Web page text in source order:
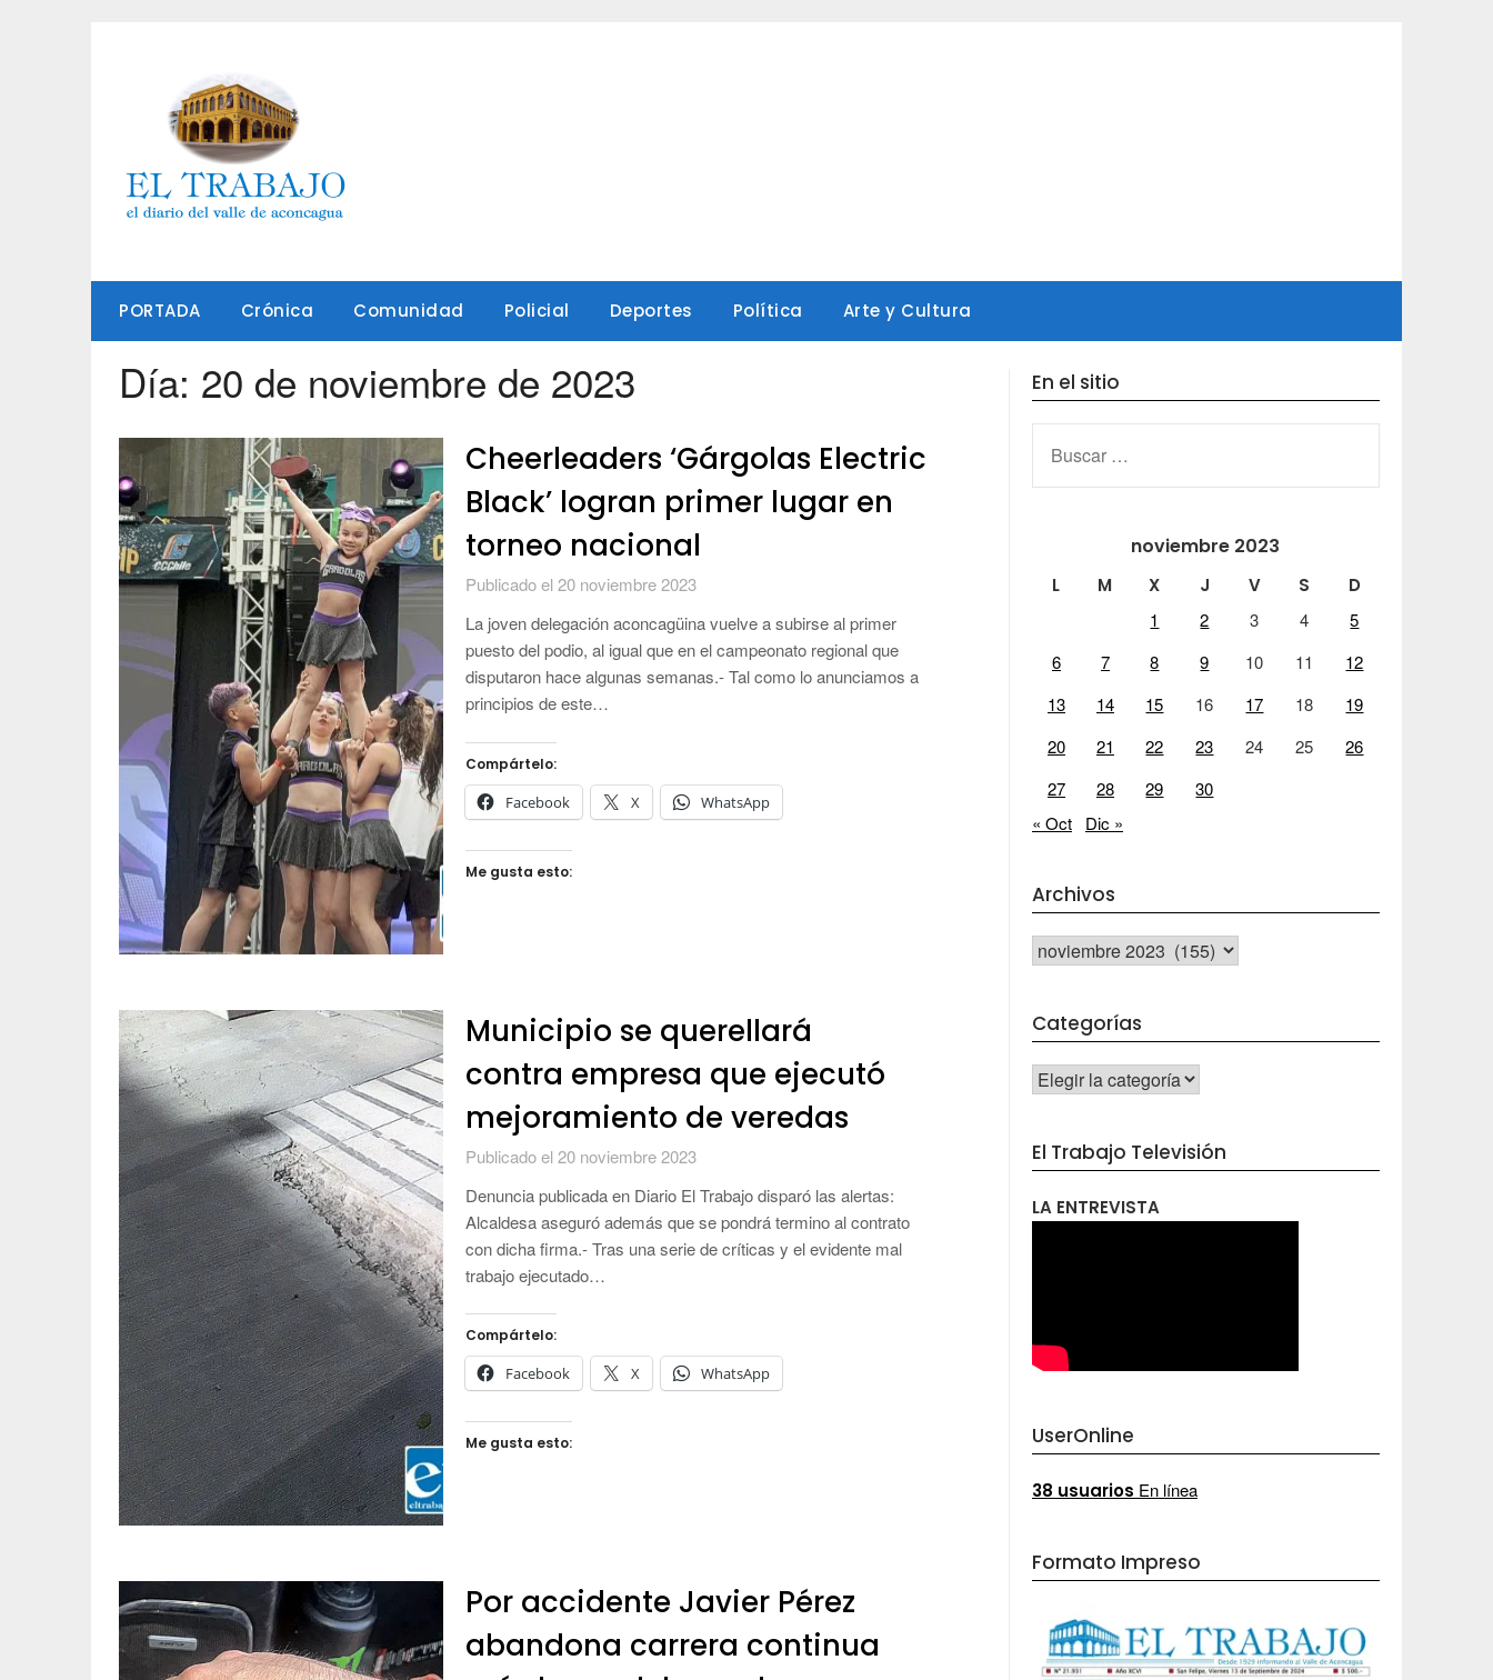
PORTADA Crónica Comunidad Policial Deportes Política Arte y Cultura
Día: 20 de noviembre de 2023
Cheerleaders ‘Gárgolas Electric
Black’ logran primer lugar en
torneo nacional
Publicado el 20 noviembre 2023
La joven delegación aconcagüina vuelve a subirse al primer
puesto del podio, al igual que en el campeonato regional que
disputaron hace algunas semanas.- Tal como lo anunciamos a
principios de este…
Compártelo:
Facebook X WhatsApp
Me gusta esto:
Municipio se querellará
contra empresa que ejecutó
mejoramiento de veredas
Publicado el 20 noviembre 2023
Denuncia publicada en Diario El Trabajo disparó las alertas:
Alcaldesa aseguró además que se pondrá termino al contrato
con dicha firma.- Tras una serie de críticas y el evidente mal
trabajo ejecutado…
Compártelo:
Facebook X WhatsApp
Me gusta esto:
Por accidente Javier Pérez
abandona carrera continua
En el sitio
noviembre 2023
L M X J V S
D
1
2 3 4
5
6
7 8 9 10 11
12
13
14 15 16 17 18
19
20
21 22 23 24 25
26
27
28 29
30
« Oct
Dic »
Archivos
Archivos
Categorías
CATEGORÍAS
El Trabajo Televisión
LA ENTREVISTA
UserOnline
38 usuarios En línea
Formato Impreso